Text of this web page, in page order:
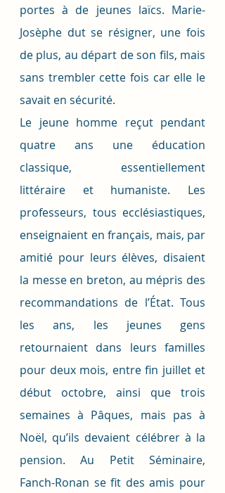
portes à de jeunes laïcs. Marie-
Josèphe dut se résigner, une fois
de plus, au départ de son fils, mais
sans trembler cette fois car elle le
savait en sécurité.
Le jeune homme reçut pendant
quatre ans une éducation
classique, essentiellement
littéraire et humaniste. Les
professeurs, tous ecclésiastiques,
enseignaient en français, mais, par
amitié pour leurs élèves, disaient
la messe en breton, au mépris des
recommandations de l’État. Tous
les ans, les jeunes gens
retournaient dans leurs familles
pour deux mois, entre fin juillet et
début octobre, ainsi que trois
semaines à Pâques, mais pas à
Noël, qu’ils devaient célébrer à la
pension. Au Petit Séminaire,
Fanch-Ronan se fit des amis pour